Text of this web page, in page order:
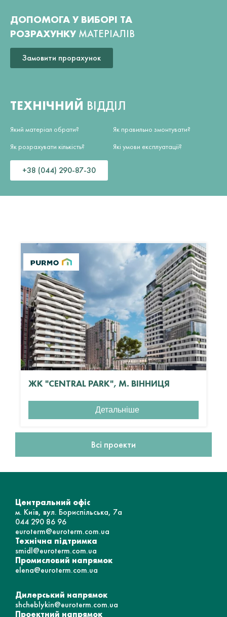
ДОПОМОГА У ВИБОРІ ТА
РОЗРАХУНКУ МАТЕРІАЛІВ
Замовити прорахунок
ТЕХНІЧНИЙ ВІДДІЛ
Який матеріал обрати?
Як розрахувати кількість?
Як правильно змонтувати?
Які умови експлуатації?
+38 (044) 290-87-30
ЖК "CENTRAL PARK", М. ВІННИЦЯ
Детальніше
Всі проекти
Центральний офіс
м. Київ, вул. Бориспільська, 7а
044 290 86 96
euroterm@euroterm.com.ua
Технічна підтримка
smidl@euroterm.com.ua
Промисловий напрямок
elena@euroterm.com.ua
Дилерський напрямок
shcheblykin@euroterm.com.ua
Проектний напрямок